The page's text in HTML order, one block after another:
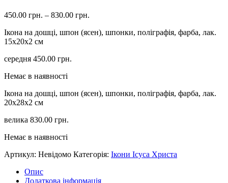
450.00 грн. – 830.00 грн.
Ікона на дошці, шпон (ясен), шпонки, поліграфія, фарба, лак.
15х20х2 см
середня 450.00 грн.
Немає в наявності
Ікона на дошці, шпон (ясен), шпонки, поліграфія, фарба, лак.
20х28х2 см
велика 830.00 грн.
Немає в наявності
Артикул: Невідомо Категорія: Ікони Ісуса Христа
Опис
Додаткова інформація